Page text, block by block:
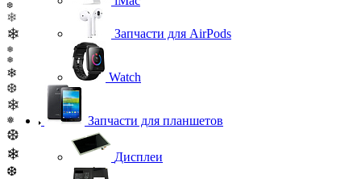
❆
❄
❄
❅
❅
❄
❆
❄
❅
❆
❄
❆
Запчасти для AirPods
Watch
Запчасти для планшетов
Дисплеи